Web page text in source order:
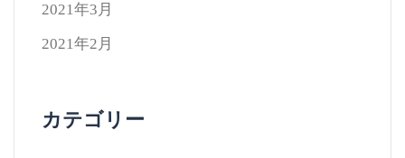
2021年3月
2021年2月
カテゴリー